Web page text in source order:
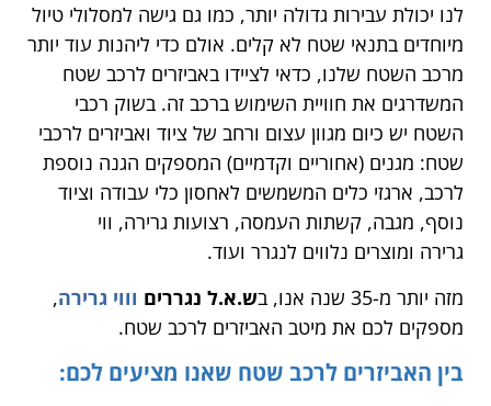
לנו יכולת עבירות גדולה יותר, כמו גם גישה למסלולי טיול
מיוחדים בתנאי שטח לא קלים. אולם כדי ליהנות עוד יותר
מרכב השטח שלנו, כדאי לציידו באביזרים לרכב שטח
המשדרגים את חוויית השימוש ברכב זה. בשוק רכבי
השטח יש כיום מגוון עצום ורחב של ציוד ואביזרים לרכבי
שטח: מגנים (אחוריים וקדמיים) המספקים הגנה נוספת
לרכב, ארגזי כלים המשמשים לאחסון כלי עבודה וציוד
נוסף, מגבה, קשתות העמסה, רצועות גרירה, ווי
גרירה ומוצרים נלווים לנגרר ועוד.
מזה יותר מ-35 שנה אנו, ב
ש.א.ל נגררים וווי גרירה,
מספקים לכם את מיטב האביזרים לרכב שטח.
בין האביזרים לרכב שטח שאנו מציעים לכם: